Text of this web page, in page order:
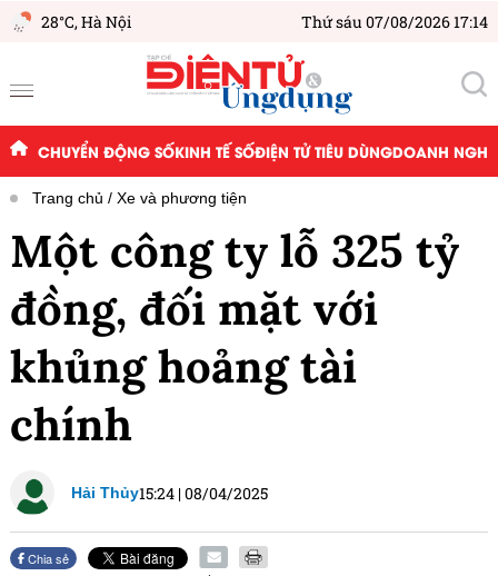
28°C,Hà Nội Thứ sáu 07/08/2026 17:14
CHUYỂN ĐỘNG SỐKINH TẾ SỐĐIỆN TỬ TIÊU DÙNGDOANH
Trang chủ Xe và phương tiện
Một công ty lỗ 325 tỷ
đồng, đối mặt với
khủng hoảng tài
chính
Hải Thủy15:24 |08/04/2025
Chia sẻ